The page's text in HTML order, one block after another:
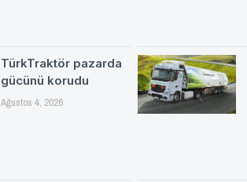
TürkTraktör pazarda
gücünü korudu
Ağustos 4, 2026